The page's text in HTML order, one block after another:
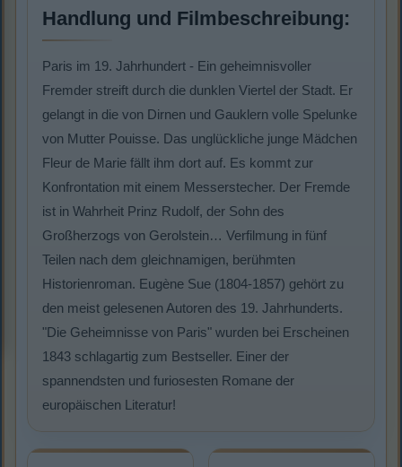
Handlung und Filmbeschreibung:
Paris im 19. Jahrhundert - Ein geheimnisvoller
Fremder streift durch die dunklen Viertel der Stadt. Er
gelangt in die von Dirnen und Gauklern volle Spelunke
von Mutter Pouisse. Das unglückliche junge Mädchen
Fleur de Marie fällt ihm dort auf. Es kommt zur
Konfrontation mit einem Messerstecher. Der Fremde
ist in Wahrheit Prinz Rudolf, der Sohn des
Großherzogs von Gerolstein… Verfilmung in fünf
Teilen nach dem gleichnamigen, berühmten
Historienroman. Eugène Sue (1804-1857) gehört zu
den meist gelesenen Autoren des 19. Jahrhunderts.
"Die Geheimnisse von Paris" wurden bei Erscheinen
1843 schlagartig zum Bestseller. Einer der
spannendsten und furiosesten Romane der
europäischen Literatur!